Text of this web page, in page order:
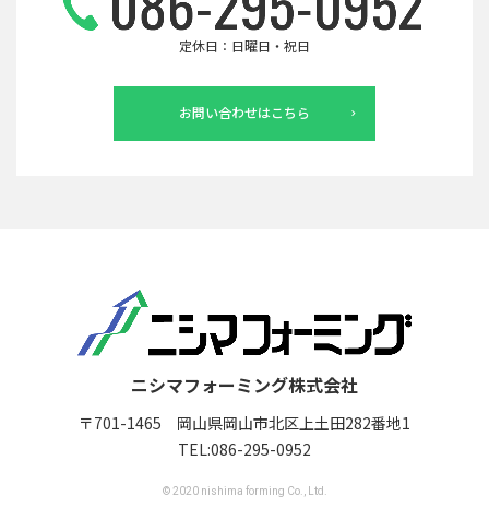
定休日：日曜日・祝日
お問い合わせはこちら
ニシマフォーミング株式会社
〒701-1465 岡山県岡山市北区上土田282番地1
TEL:086-295-0952
© 2020 nishima forming Co., Ltd.